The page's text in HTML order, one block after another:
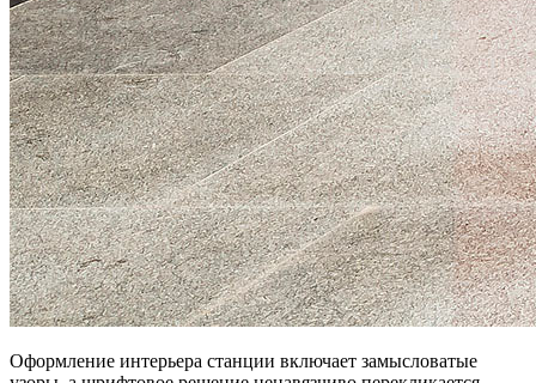
Оформление интерьера станции включает замысловатые